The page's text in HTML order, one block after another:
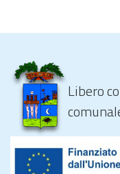
Libero